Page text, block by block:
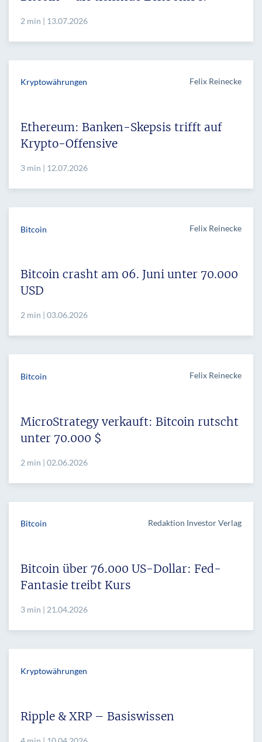
2 min | 13.07.2026
Kryptowährungen Felix Reinecke
Ethereum: Banken-Skepsis trifft auf
Krypto-Offensive
3 min | 12.07.2026
Bitcoin Felix Reinecke
Bitcoin crasht am 06. Juni unter 70.000
USD
2 min | 03.06.2026
Bitcoin Felix Reinecke
MicroStrategy verkauft: Bitcoin rutscht
unter 70.000 $
2 min | 02.06.2026
Bitcoin Redaktion Investor Verlag
Bitcoin über 76.000 US-Dollar: Fed-
Fantasie treibt Kurs
3 min | 21.04.2026
Kryptowährungen
Ripple & XRP – Basiswissen